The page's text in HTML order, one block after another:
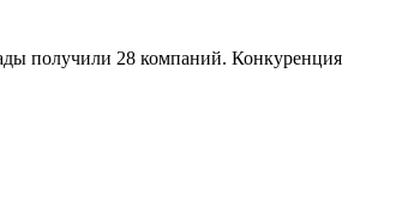
получили 28 компаний. Конкуренция